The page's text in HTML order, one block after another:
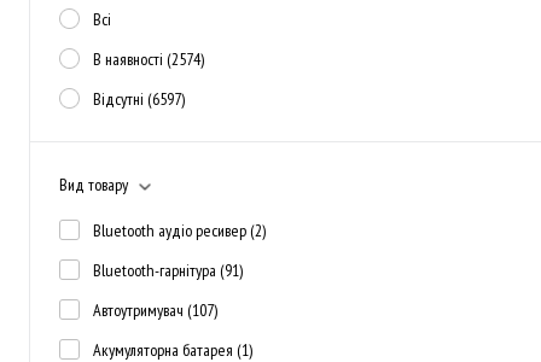
Всі
В наявності (2574)
Відсутні (6597)
Вид товару
Bluetooth аудіо ресивер (2)
Bluetooth-гарнітура (91)
Автоутримувач (107)
Акумуляторна батарея (1)